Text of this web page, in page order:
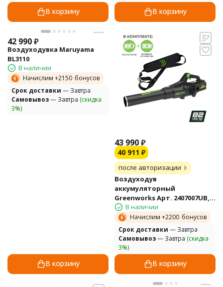
В корзину В корзину
42 990₽
Воздуходувка Maruyama
BL3110
В наличии
Начислим +2150 бонусов
Cрок доставки — Завтра
Самовывоз— Завтра (скидка
3%)
В корзину
43 990₽
40 911 ₽
после авторизации
Воздуходув
аккумуляторный
Greenworks Арт. 2407007UB,
82V, бесщеточный, с 1хАКБ 5
Ач и ЗУ
В наличии
Начислим +2200 бонусов
Cрок доставки — Завтра
Самовывоз— Завтра (скидка
3%)
В корзину